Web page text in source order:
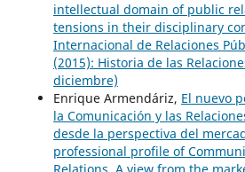
intellectual domain of public
tensions in their disciplinary
Internacional de Relaciones
(2015): Historia de las
diciembre)
Enrique Armendáriz, El nuevo
la Comunicación y las
desde la perspectiva del
professional profile of